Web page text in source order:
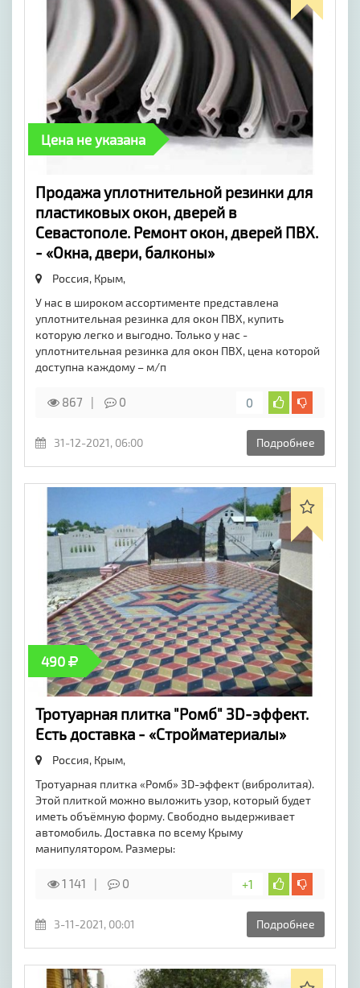
Цена не указана
Продажа уплотнительной резинки для
пластиковых окон, дверей в
Севастополе. Ремонт окон, дверей ПВХ.
- «Окна, двери, балконы»
Россия, Крым,
У нас в широком ассортименте представлена
уплотнительная резинка для окон ПВХ, купить
которую легко и выгодно. Только у нас -
уплотнительная резинка для окон ПВХ, цена которой
доступна каждому – м/п
867 0 0
31-12-2021, 06:00 Подробнее
490
Тротуарная плитка "Ромб" 3D-эффект.
Есть доставка - «Стройматериалы»
Россия, Крым,
Тротуарная плитка «Ромб» 3D-эффект (вибролитая).
Этой плиткой можно выложить узор, который будет
иметь объёмную форму. Свободно выдерживает
автомобиль. Доставка по всему Крыму
манипулятором. Размеры:
1 141 0 +1
3-11-2021, 00:01 Подробнее